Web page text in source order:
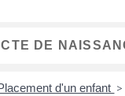
d'un enfant >